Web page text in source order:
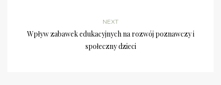
NEXT
Wpływ zabawek edukacyjnych na rozwój poznawczy i
społeczny dzieci